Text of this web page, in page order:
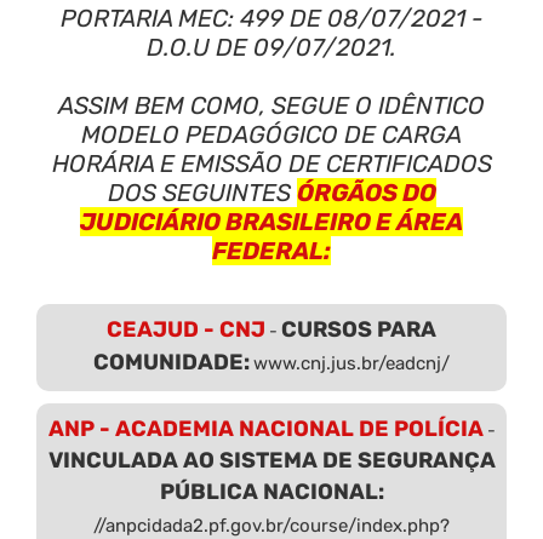
PORTARIA MEC: 499 DE 08/07/2021 -
D.O.U DE 09/07/2021.
ASSIM BEM COMO, SEGUE O IDÊNTICO
MODELO PEDAGÓGICO DE CARGA
HORÁRIA E EMISSÃO DE CERTIFICADOS
DOS SEGUINTES ÓRGÃOS DO
JUDICIÁRIO BRASILEIRO E ÁREA
FEDERAL:
CEAJUD - CNJ - CURSOS PARA
COMUNIDADE:www.cnj.jus.br/eadcnj/
ANP - ACADEMIA NACIONAL DE POLÍCIA-
VINCULADA AO SISTEMA DE SEGURANÇA
PÚBLICA NACIONAL:
//anpcidada2.pf.gov.br/course/index.php?